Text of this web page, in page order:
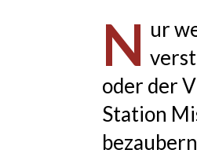
N ur
oder der
Station